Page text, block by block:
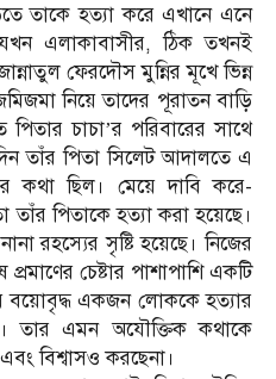
তাকে হত্যা করে এখানে এনে
এলাকাবাসীর, ঠিক তখনই
ফেরদৌস মুন্নির মূখে ভিন্ন
নিয়ে তাদের পূরাতন বাড়ি
চাচা’র পরিবারের সাথে
তাঁর পিতা সিলেট আদালতে এ
কথা ছিল। মেয়ে দাবি করে-
তাঁর পিতাকে হত্যা করা হয়েছে।
রহস্যের সৃষ্টি হয়েছে। নিজের
চেষ্টার পাশাপাশি একটি
বয়োবৃদ্ধ একজন লোককে হত্যার
তার এমন অযৌক্তিক কথাকে
বিশ্বাসও করছেনা।